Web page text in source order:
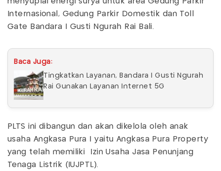
Internasional, Gedung Parkir Domestik dan Toll
Gate Bandara I Gusti Ngurah Rai Bali.
Baca Juga:
Tingkatkan Layanan, Bandara I Gusti Ngurah
Rai Gunakan Layanan Internet 5G
PLTS ini dibangun dan akan dikelola oleh anak
usaha Angkasa Pura I yaitu Angkasa Pura Property
yang telah memiliki Izin Usaha Jasa Penunjang
Tenaga Listrik (IUJPTL).